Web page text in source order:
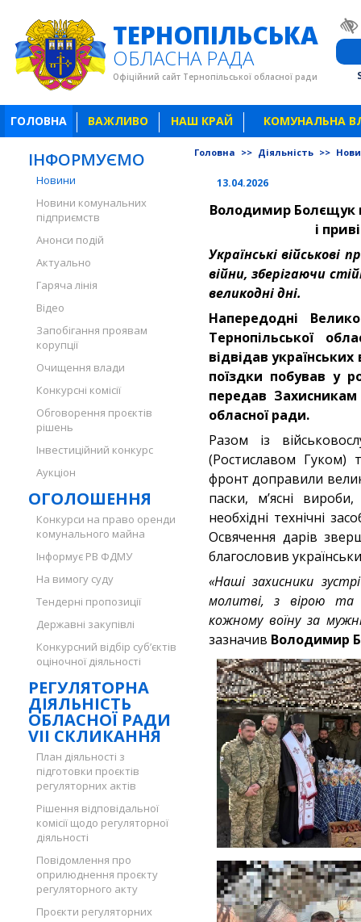
ТЕРНОПІЛЬСЬКА
ОБЛАСНА РАДА
Офіційний сайт Тернопільської обласної ради
ГОЛОВНА ВАЖЛИВО НАШ КРАЙ КОМУНАЛЬНА
ІНФОРМУЄМО
Новини
Новини комунальних
підприємств
Анонси подій
Актуально
Гаряча лінія
Відео
Запобігання проявам
корупції
Очищення влади
Конкурсні комісії
Обговорення проєктів
рішень
Інвестиційний конкурс
Аукціон
ОГОЛОШЕННЯ
Конкурси на право оренди
комунального майна
Інформує РВ ФДМУ
На вимогу суду
Тендерні пропозиції
Державні закупівлі
Конкурсний відбір суб’єктів
оціночної діяльності
РЕГУЛЯТОРНА
ДІЯЛЬНІСТЬ
ОБЛАСНОЇ РАДИ
VII СКЛИКАННЯ
План діяльності з
підготовки проєктів
регуляторних актів
Рішення відповідальної
комісії щодо регуляторної
діяльності
Повідомлення про
оприлюднення проєкту
регуляторного акту
Проєкти регуляторних
Головна >> Діяльність >>
13.04.2026
Володимир Болєщук
і
Українські
війни, зберігаючи
великодні дні.
Напередодні
Тернопільської
відвідав українських
поїздки побував у
передав Захисникам
обласної ради.
Разом із
(Ростиславом
фронт доправили
паски, м’ясні
необхідні технічні
Освячення дарів
благословив
«Наші захисники
молитві, з вірою та
кожному воїну за
зазначив Володимир